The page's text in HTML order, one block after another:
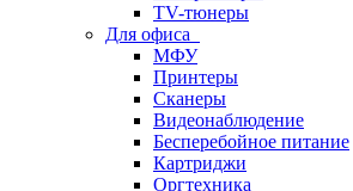
TV-тюнеры
Для офиса
МФУ
Принтеры
Сканеры
Видеонаблюдение
Бесперебойное питание
Картриджи
Оргтехника